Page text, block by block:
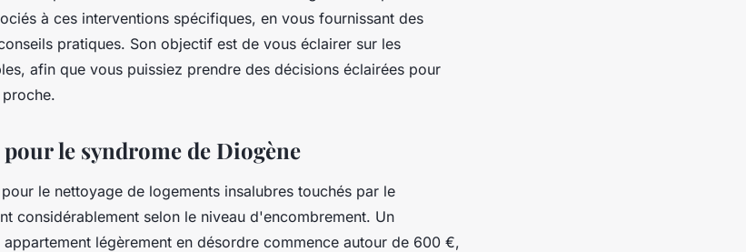
à ces interventions spécifiques, en vous fournissant des
pratiques. Son objectif est de vous éclairer sur les
afin que vous puissiez prendre des décisions éclairées pour
le syndrome de Diogène
le nettoyage de logements insalubres touchés par le
considérablement selon le niveau d'encombrement. Un
légèrement en désordre commence autour de 600 €,